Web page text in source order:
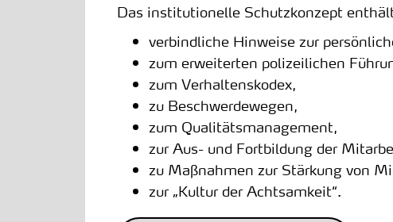
Das institutionelle Schutzkonzept
verbindliche Hinweise zur
zum erweiterten polizeilichen
zum Verhaltenskodex,
zu Beschwerdewegen,
zum Qualitätsmanagement,
zur Aus- und Fortbildung der
zu Maßnahmen zur Stärkung von
zur „Kultur der Achtsamkeit“.